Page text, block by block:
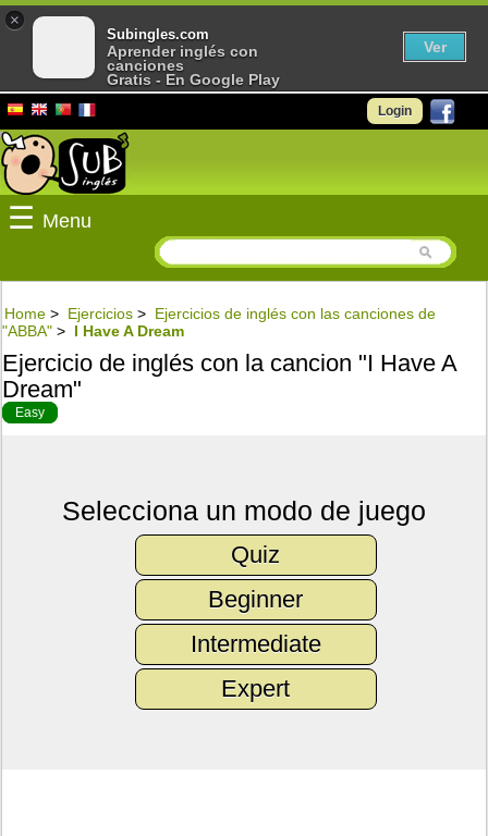
Login
☰ Menu
Home > Ejercicios > Ejercicios de inglés con las canciones de
"ABBA" > I Have A Dream
Ejercicio de inglés con la cancion "I Have A
Dream"
Easy
Selecciona un modo de juego
Quiz
Beginner
Intermediate
Expert
×
Subingles.com
Aprender inglés con
canciones
Gratis - En Google Play
Ver